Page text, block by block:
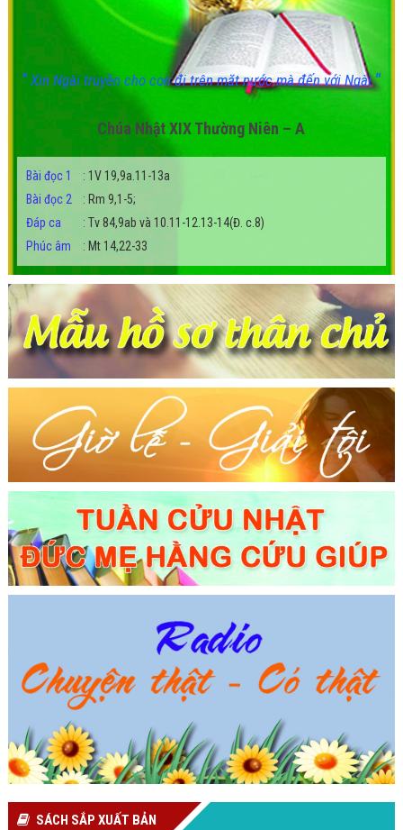
"Xin Ngài truyền cho con đi trên mặt nước mà đến với Ngài"
Chúa Nhật XIX Thường Niên – A
Bài đọc 1 : 1V 19,9a.11-13a
Bài đọc 2
: Rm 9,1-5;
Đáp ca
: Tv 84,9ab và 10.11-12.13-14(Đ. c.8)
Phúc âm
: Mt 14,22-33
SÁCH SẮP XUẤT BẢN